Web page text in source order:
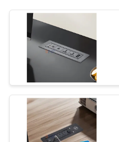
SITO
PRIVACY
POLICY